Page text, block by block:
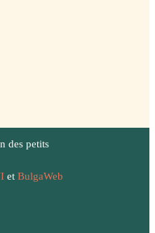
des petits
et BulgaWeb